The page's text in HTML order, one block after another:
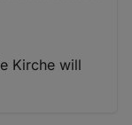
Kirche will